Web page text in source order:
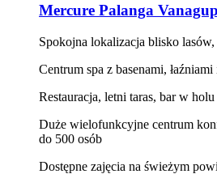
Mercure Palanga
Spokojna lokalizacja blisko
Centrum spa z basenami,
Restauracja, letni taras, bar w
Duże wielofunkcyjne centrum
do 500 osób
Dostępne zajęcia na świeżym